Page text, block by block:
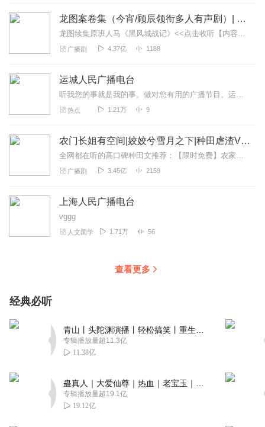
龙图案卷集（今宵/顾辰领衔多人有声剧）| 探案
龙图续集原班人马《黑风城战记》<<点击收听【内容简介】《龙图案卷集》是由耳雅根据古典名著《三侠五义》（又叫七五）改编所写的网络小说，主要讲述的是鼠（白玉堂）...
广播剧 4.37亿 1188
运城人民广播电台
听我您的事就是我的事。做对您有用的广播节目。运城人民广播电台全新升级改版。932新闻综合广播，围绕中心，服务民生，有事您说话。1019交通文艺广播，帮忙热线，...
热点 1.21万 9
农门长姐有空间|姣姣兮雪月之下|种田虐渣VIP免费
全网都在听的高口碑种田文推荐：【限时免费】农家小福女|姣姣兮郁雨竹|全网最快寒门大俗人|姣姣兮杜骁|萌宝女强古言爽文魏晋干饭人未删减全网最快|农家小福...
广播剧 3.45亿 2159
上海人民广播电台
vggg
人文国学 1.71万 56
查看更多
经典必听
青山丨头陀渊演播丨轻松搞笑丨重生穿越丨古代权谋丨VIP免费 | 多人有声剧
专辑播放量超11.3亿
11.38亿
蛊真人｜大爱仙尊｜热血｜老宝玉｜多人VIP免费有声剧
专辑播放量超19.1亿
19.12亿